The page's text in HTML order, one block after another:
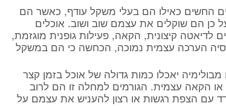
החשים כאילו הם בעלי משקל עודף, כאשר הם
הם שוקלים את עצמם שוב ושוב. אוכלים
לדיאטה קיצונית, הקאה, פעילות גופנית מוגזמת,
הערכה עצמית נמוכה, הכחשה כי הם במשקל
יאכלו כמות גדולה של אוכל בזמן קצר
או הקאה עצמית. הגורמים למחלה זו הם לרוב
עם הצפת רגשות או רצון להעניש את עצמם על